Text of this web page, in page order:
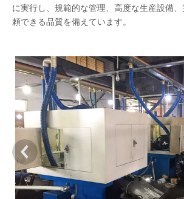
に実行し、規範的な管理、高度な生産設備
頼できる品質を備えています。